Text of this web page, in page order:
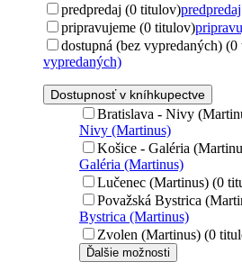
predpredaj (0 titulov)predpredaj
pripravujeme (0 titulov)
dostupná (bez vypredaných)
vypredaných)
Dostupnosť v kníhkupectve
Bratislava - Nivy
Nivy (Martinus)
Košice - Galéria
Galéria (Martinus)
Lučenec (Martinus) (0
Považská Bystrica
Bystrica (Martinus)
Zvolen (Martinus) (0
Ďalšie možnosti